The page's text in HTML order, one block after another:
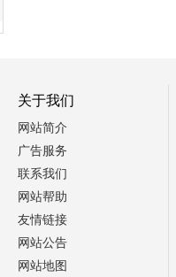
关于我们
网站简介
广告服务
联系我们
网站帮助
友情链接
网站公告
网站地图